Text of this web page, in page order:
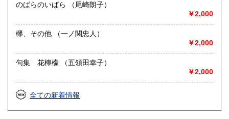
のばらのいばら （尾崎朗子）
￥2,000
欅、その他 （一ノ関忠人）
￥2,000
句集 花檸檬 （五領田幸子）
￥2,000
全ての新着情報